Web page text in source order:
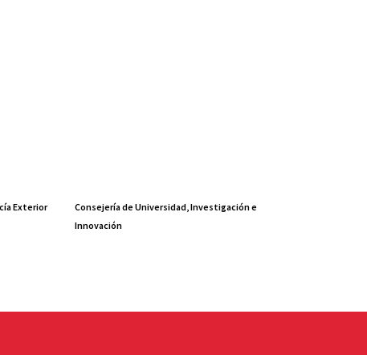
Exterior
Consejería de Universidad, Investigación e
Innovación